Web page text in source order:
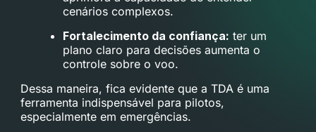
cenários complexos.
Fortalecimento da confiança: ter um
plano claro para decisões aumenta o
controle sobre o voo.
Dessa maneira, fica evidente que a TDA é uma
ferramenta indispensável para pilotos,
especialmente em emergências.